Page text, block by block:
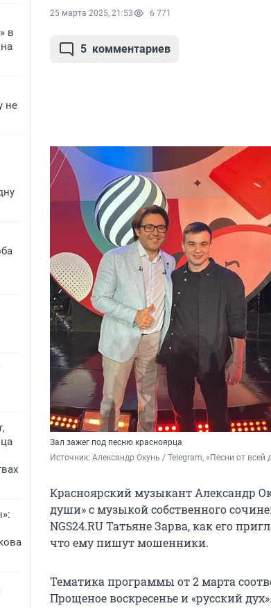
в
не
25 марта 2025, 21:53 6 771
5 комментариев
Зал зажег под песню красноярца
Источник: Александр Окунь / Telegram, «Песни от всей
Красноярский музыкант Александр
души» с музыкой собственного
NGS24.RU Татьяне Зарва, как его
что ему пишут мошенники.
Тематика программы от 2 марта
Прощеное воскресенье и «русский